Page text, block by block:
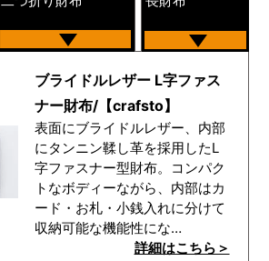
ブライドルレザー L字ファス
ナー財布/【crafsto】
表面にブライドルレザー、内部
にタンニン鞣し革を採用したL
字ファスナー型財布。コンパク
トなボディーながら、内部はカ
ード・お札・小銭入れに分けて
収納可能な機能性にな…
詳細はこちら＞